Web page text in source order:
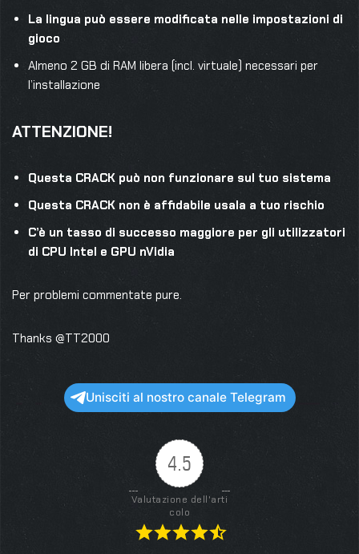
La lingua può essere modificata nelle impostazioni di
gioco
Almeno 2 GB di RAM libera (incl. virtuale) necessari per
l’installazione
ATTENZIONE!
Questa CRACK può non funzionare sul tuo sistema
Questa CRACK non è affidabile usala a tuo rischio
C’è un tasso di successo maggiore per gli utilizzatori
di CPU Intel e GPU nVidia
Per problemi commentate pure.
Thanks @TT2000
Unisciti al nostro canale Telegram
4.5
Valutazione dell'arti
colo